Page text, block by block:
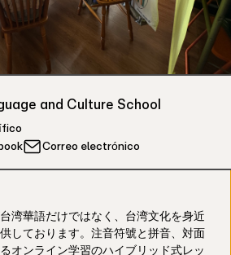
and Culture School
Correo electrónico
湾華語だけではなく、台湾文化を身近
しております。注音符號と拼音、対面
オンライン学習のハイブリッド式レッ